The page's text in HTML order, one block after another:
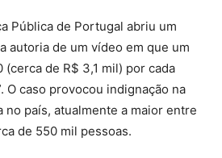
Pública de Portugal abriu um
autoria de um vídeo em que um
de R$ 3,1 mil) por cada
O caso provocou indignação na
país, atualmente a maior entre
de 550 mil pessoas.